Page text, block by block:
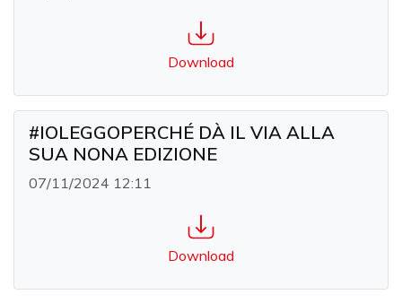
Download
#IOLEGGOPERCHÉ DÀ IL VIA ALLA
SUA NONA EDIZIONE
07/11/2024 12:11
Download